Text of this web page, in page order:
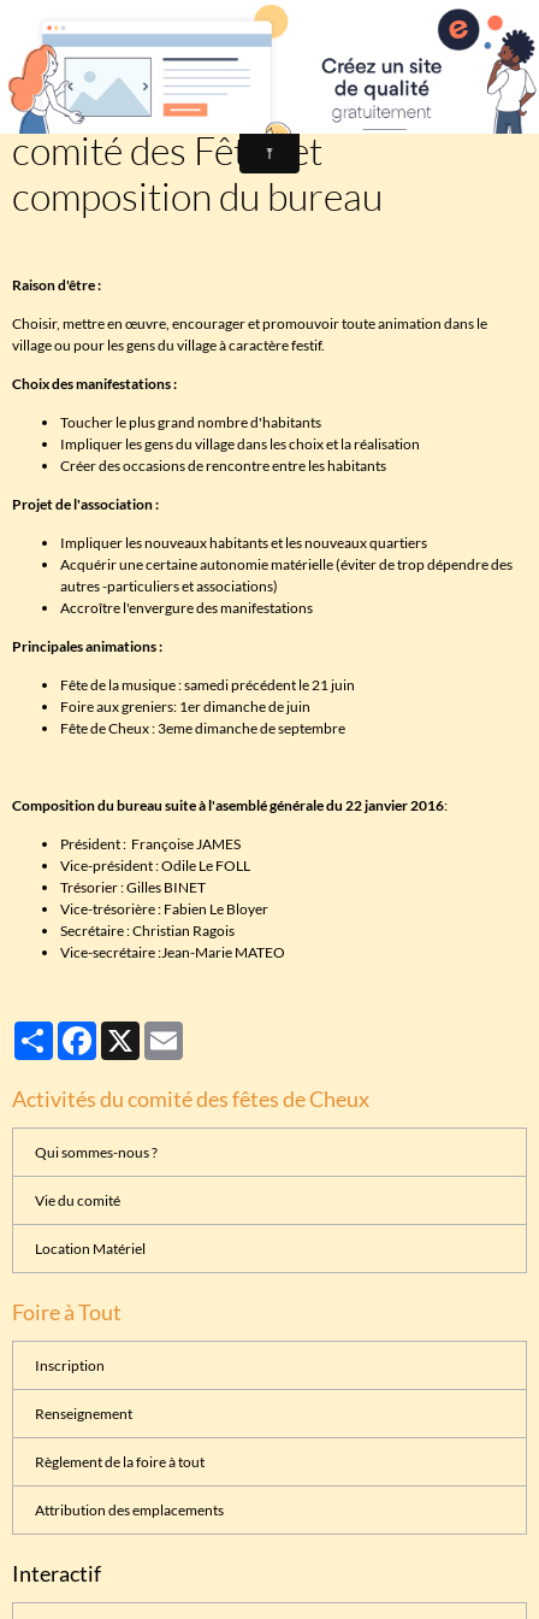
Comité des fêtes de CHEUX
Principales animations du
comité des Fêtes et
composition du bureau
Raison d'être :
Choisir, mettre en œuvre, encourager et promouvoir toute animation dans le
village ou pour les gens du village à caractère festif.
Choix des manifestations :
Toucher le plus grand nombre d'habitants
Impliquer les gens du village dans les choix et la réalisation
Créer des occasions de rencontre entre les habitants
Projet de l'association :
Impliquer les nouveaux habitants et les nouveaux quartiers
Acquérir une certaine autonomie matérielle (éviter de trop dépendre des
autres -particuliers et associations)
Accroître l'envergure des manifestations
Principales animations :
Fête de la musique : samedi précédent le 21 juin
Foire aux greniers: 1er dimanche de juin
Fête de Cheux : 3eme dimanche de septembre
Composition du bureau suite à l'asemblé générale du 22 janvier 2016:
Président : Françoise JAMES
Vice-président : Odile Le FOLL
Trésorier : Gilles BINET
Vice-trésorière : Fabien Le Bloyer
Secrétaire : Christian Ragois
Vice-secrétaire :Jean-Marie MATEO
PartagerFacebook
X
Activités du comité des fêtes de Cheux
Qui sommes-nous ?
Vie du comité
Location Matériel
Foire à Tout
Inscription
Renseignement
Règlement de la foire à tout
Attribution des emplacements
Interactif